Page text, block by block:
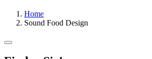
Home
Sound Food Design